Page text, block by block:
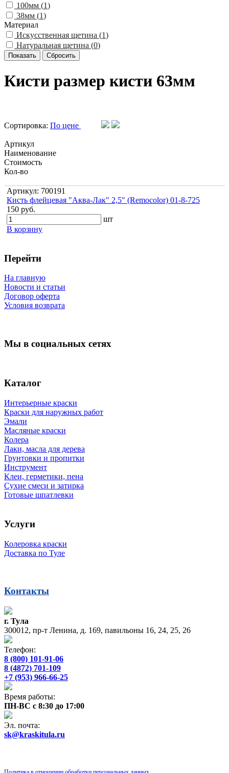
100мм (1)
38мм (1)
Материал
Искусственная щетина (1)
Натуральная щетина (0)
Кисти размер кисти 63мм
Сортировка: По цене
Артикул
Наименование
Стоимость
Кол-во
Артикул: 700191
Кисть флейцевая "Аква-Лак" 2,5" (Remocolor) 01-8-725
150 руб.
шт
В корзину
Перейти
На главную
Новости и статьи
Договор оферта
Условия возврата
Мы в социальных сетях
Каталог
Интерьерные краски
Краски для наружных работ
Эмали
Масляные краски
Колера
Лаки, масла для дерева
Грунтовки и пропитки
Инструмент
Клеи, герметики, пена
Сухие смеси и затирка
Готовые шпатлевки
Услуги
Колеровка краски
Доставка по Туле
Контакты
г. Тула
300012, пр-т Ленина, д. 169, павильоны 16, 24, 25, 26
Телефон:
8 (800) 101-91-06
8 (4872) 701-109
+7 (953) 966-66-25
Время работы:
ПН-ВС с 8:30 до 17:00
Эл. почта:
sk@kraskitula.ru